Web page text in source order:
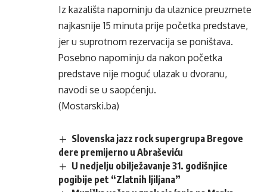
Iz kazališta napominju da ulaznice preuzmete
najkasnije 15 minuta prije početka predstave,
jer u suprotnom rezervacija se poništava.
Posebno napominju da nakon početka
predstave nije moguć ulazak u dvoranu,
navodi se u saopćenju.
(Mostarski.ba)
Slovenska jazz rock supergrupa Bregove
dere premijerno u Abraševiću
U nedjelju obilježavanje 31. godišnjice
pogibije pet “Zlatnih ljiljana”